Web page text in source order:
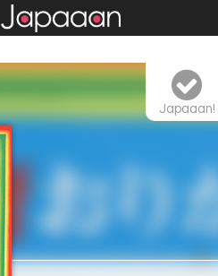
Japaaan!